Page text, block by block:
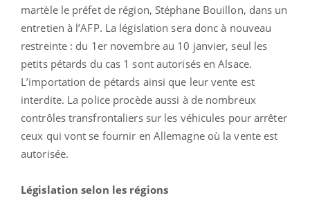
martèle le préfet de région, Stéphane Bouillon, dans un
entretien à l’AFP. La législation sera donc à nouveau
restreinte : du 1er novembre au 10 janvier, seul les
petits pétards du cas 1 sont autorisés en Alsace.
L’importation de pétards ainsi que leur vente est
interdite. La police procède aussi à de nombreux
contrôles transfrontaliers sur les véhicules pour arrêter
ceux qui vont se fournir en Allemagne où la vente est
autorisée.
Législation selon les régions